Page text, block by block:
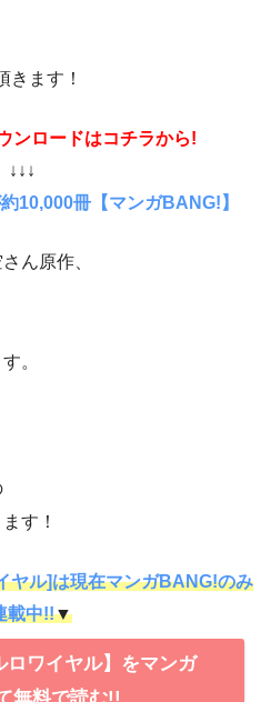
きます！
ンロードはコチラから!
↓↓↓
10,000冊【マンガBANG!】
ん原作、
。
す！
ヤル]は現在マンガBANG!のみ
載中!!▼
ロワイヤル】をマンガ